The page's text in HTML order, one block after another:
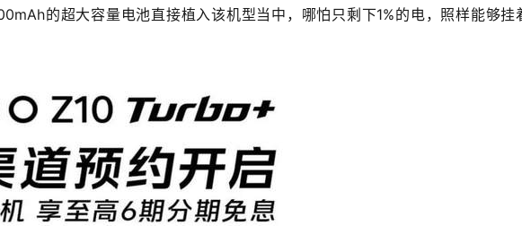
的超大容量电池直接植入该机型当中，哪怕只剩下1%的电，照样能够挂